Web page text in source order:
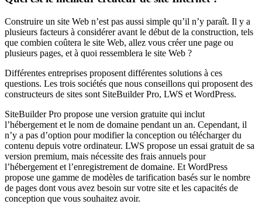
Construire un site Web n’est pas aussi simple qu’il n’y paraît. Il y a
plusieurs facteurs à considérer avant le début de la construction, tels
que combien coûtera le site Web, allez vous créer une page ou
plusieurs pages, et à quoi ressemblera le site Web ?
Différentes entreprises proposent différentes solutions à ces
questions. Les trois sociétés que nous conseillons qui proposent des
constructeurs de sites sont SiteBuilder Pro, LWS et WordPress.
SiteBuilder Pro propose une version gratuite qui inclut
l’hébergement et le nom de domaine pendant un an. Cependant, il
n’y a pas d’option pour modifier la conception ou télécharger du
contenu depuis votre ordinateur. LWS propose un essai gratuit de sa
version premium, mais nécessite des frais annuels pour
l’hébergement et l’enregistrement de domaine. Et WordPress
propose une gamme de modèles de tarification basés sur le nombre
de pages dont vous avez besoin sur votre site et les capacités de
conception que vous souhaitez avoir.